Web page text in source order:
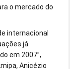
o mercado do
internacional
já
em 2007”,
Anicézio